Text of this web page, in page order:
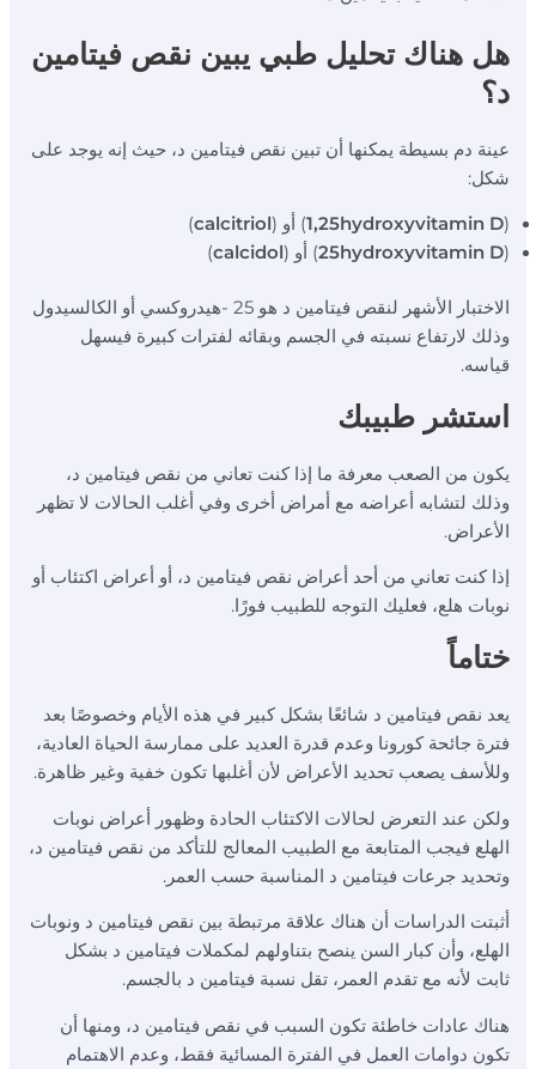
هل هناك تحليل طبي يبين نقص فيتامين
د؟
عينة دم بسيطة يمكنها أن تبين نقص فيتامين د، حيث إنه يوجد على
شكل:
(
1,25hydroxyvitamin D) أو ( calcitriol
)
(
25hydroxyvitamin D) أو ( calcidol
)
الاختبار الأشهر لنقص فيتامين د هو 25 -هيدروكسي أو الكالسيدول
وذلك لارتفاع نسبته في الجسم وبقائه لفترات كبيرة فيسهل
قياسه.
استشر طبيبك
يكون من الصعب معرفة ما إذا كنت تعاني من نقص فيتامين د،
وذلك لتشابه أعراضه مع أمراض أخرى وفي أغلب الحالات لا تظهر
الأعراض.
إذا كنت تعاني من أحد أعراض نقص فيتامين د، أو أعراض اكتئاب أو
نوبات هلع، فعليك التوجه للطبيب فورًا.
ختاماً
يعد نقص فيتامين د شائعًا بشكل كبير في هذه الأيام وخصوصًا بعد
فترة جائحة كورونا وعدم قدرة العديد على ممارسة الحياة العادية،
وللأسف يصعب تحديد الأعراض لأن أغلبها تكون خفية وغير ظاهرة.
ولكن عند التعرض لحالات الاكتئاب الحادة وظهور أعراض نوبات
الهلع فيجب المتابعة مع الطبيب المعالج للتأكد من نقص فيتامين د،
وتحديد جرعات فيتامين د المناسبة حسب العمر.
أثبتت الدراسات أن هناك علاقة مرتبطة بين نقص فيتامين د ونوبات
الهلع، وأن كبار السن ينصح بتناولهم لمكملات فيتامين د بشكل
ثابت لأنه مع تقدم العمر، تقل نسبة فيتامين د بالجسم.
هناك عادات خاطئة تكون السبب في نقص فيتامين د، ومنها أن
تكون دوامات العمل في الفترة المسائية فقط، وعدم الاهتمام